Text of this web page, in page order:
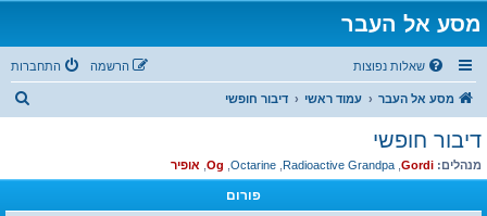
מסע אל העבר
שאלות נפוצות התחברות הרשמה
מסע אל העבר עמוד ראשי דיבור חופשי
ח
דיבור חופשי
מנהלים: Gordi
,
Radioactive Grandpa
,
Octarine
,
Og
, אופיר
פורום